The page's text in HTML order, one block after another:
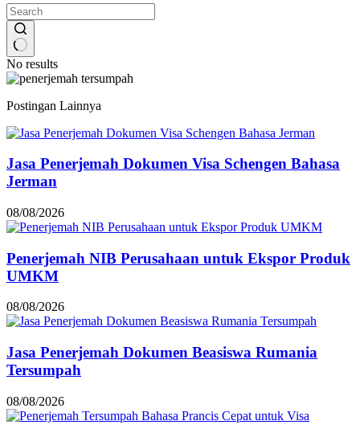
No results
Postingan Lainnya
Jasa Penerjemah Dokumen Visa Schengen Bahasa
Jerman
08/08/2026
Penerjemah NIB Perusahaan untuk Ekspor Produk
UMKM
08/08/2026
Jasa Penerjemah Dokumen Beasiswa Rumania
Tersumpah
08/08/2026